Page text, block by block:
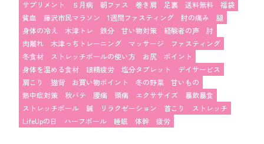
サプリメント
５月病 朝ファス 巻き肩 足裏 送料無料
福袋
貧血
藤沢市民マラソン 1週間ファスティング 肘の痛み
腿
身体の冷え
木津トレ 鉄分 甘い物対策 経験者の声
肘
肉離れ
木津っちトレーニング マッサージ
ファスティング
冬食材
ストレッチポールの使い方 お尻
ポイント
身体を温める食材
眼精疲労 塩分タブレット
デイサービス
肩こり
猫背 お買い物ポイント 冬の野菜
甘いもの
熱中症対策
秋バテ 腰痛 頭痛 エクササイズ
暴飲暴食
ストレッチポール
鍼 リラクゼーション 首こり
ストレッチ
LifeUpの日
ハーフポール 睡眠 体幹 疲労